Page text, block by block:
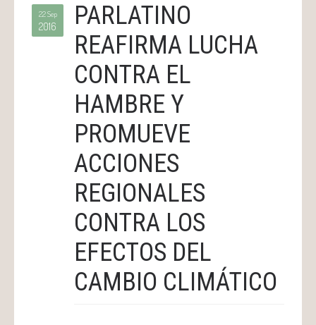
22 Sep
2016
PARLATINO
REAFIRMA LUCHA
CONTRA EL
HAMBRE Y
PROMUEVE
ACCIONES
REGIONALES
CONTRA LOS
EFECTOS DEL
CAMBIO CLIMÁTICO